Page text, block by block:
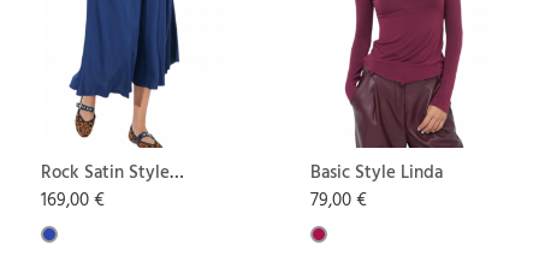
Rock Satin Style
Ricarda
169,00 €
Basic Style Linda
79,00 €